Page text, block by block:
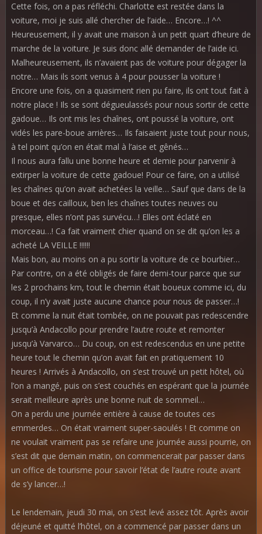
Cette fois, on a pas réfléchi. Charlotte est restée dans la
voiture, moi je suis allé chercher de l’aide… Encore…! ^^
Heureusement, il y avait une maison à un petit quart d’heure de
marche de la voiture. Je suis donc allé demander de l’aide ici.
Malheureusement, ils n’avaient pas de voiture pour dégager la
notre… Mais ils sont venus à 4 pour pousser la voiture !
Encore une fois, on a quasiment rien pu faire, ils ont tout fait à
notre place ! Ils se sont dégueulassés pour nous sortir de cette
gadoue… Ils ont mis les chaînes, ont poussé la voiture, ont
vidés les pare-boue arrières… Ils faisaient juste tout pour nous,
à tel point qu’on en était mal à l’aise et gênés…
Il nous aura fallu une bonne heure et demie pour parvenir à
extirper la voiture de cette gadoue! Pour ce faire, on a utilisé
les chaînes qu’on avait achetées la veille… Sauf que dans de la
boue et des cailloux, ben les chaînes toutes neuves ou
presque, elles n’ont pas survécu…! Elles ont éclaté en
morceau…! Ca fait vraiment chier quand on se dit qu’on les a
acheté LA VEILLE !!!!!!
Mais bon, au moins on a pu sortir la voiture de ce bourbier…
Par contre, on a été obligés de faire demi-tour parce que sur
les 2 prochains km, tout le chemin était boueux comme ici, du
coup, il n’y avait juste aucune chance pour nous de passer…!
Et comme la nuit était tombée, on ne pouvait pas redescendre
jusqu’à Andacollo pour prendre l’autre route et remonter
jusqu’à Varvarco… Du coup, on est redescendus en une petite
heure tout le chemin qu’on avait fait en pratiquement 10
heures ! Arrivés à Andacollo, on s’est trouvé un petit hôtel, où
l’on a mangé, puis on s’est couchés en espérant que la journée
serait meilleure après une bonne nuit de sommeil…
On a perdu une journée entière à cause de toutes ces
emmerdes… On était vraiment super-saoulés ! Et comme on
ne voulait vraiment pas se refaire une journée aussi pourrie, on
s’est dit que demain matin, on commencerait par passer dans
un office de tourisme pour savoir l’état de l’autre route avant
de s’y lancer…!
Le lendemain, jeudi 30 mai, on s’est levé assez tôt. Après avoir
déjeuné et quitté l’hôtel, on a commencé par passer dans un